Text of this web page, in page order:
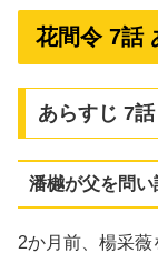
花間令 7話
あらすじ 7話
潘樾が父を問い
2か月前、楊采